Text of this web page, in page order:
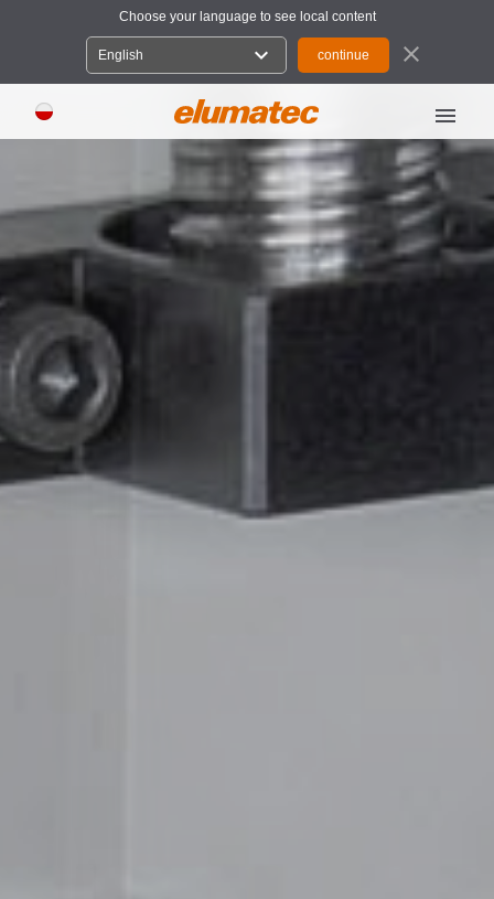
Choose your language to see local content
English expand_more close
menu